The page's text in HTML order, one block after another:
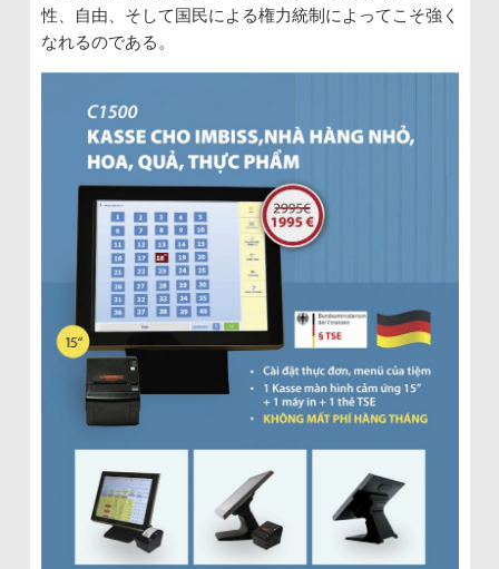
性、自由、そして国民による権力統制によってこそ強く
なれるのである。